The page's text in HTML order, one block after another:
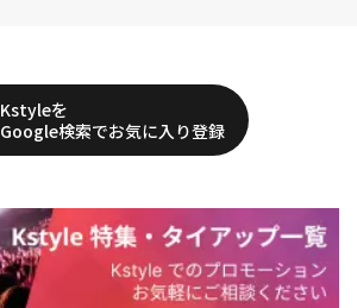
Kstyleを
Google検索でお気に入り登録